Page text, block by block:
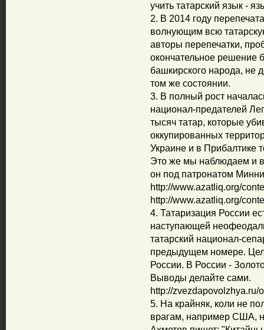
учить татарский язык -
2. В 2014 году
волнующим всю
авторы перепечатки,
окончательное решение
башкирского народа, не
том же состоянии.
3. В полный рост
национал-предателей
тысяч татар, которые
оккупированных
Украине и в Прибалтике
Это же мы наблюдаем и
он под патронатом
http://www.azatliq.org/
http://www.azatliq.org/
4. Татаризация России
наступающей
татарский национал-
предыдущем номере.
России. В России -
Выводы делайте сами.
http://zvezdapovolzhya.ru/
5. На крайняк, коли не
врагам, например США,